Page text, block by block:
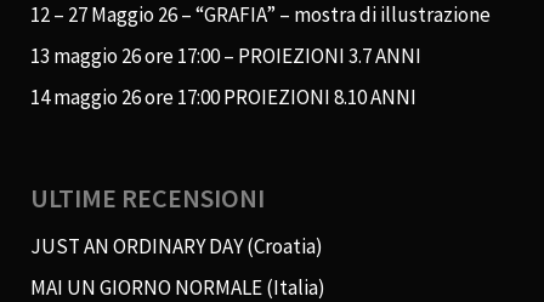
12 – 27 Maggio 26 – “GRAFIA” – mostra di illustrazione
13 maggio 26 ore 17:00 – PROIEZIONI 3.7 ANNI
14 maggio 26 ore 17:00 PROIEZIONI 8.10 ANNI
ULTIME RECENSIONI
JUST AN ORDINARY DAY (Croatia)
MAI UN GIORNO NORMALE (Italia)